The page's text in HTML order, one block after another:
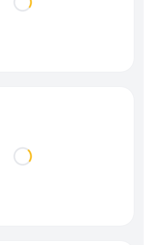
Loading...
Loading...